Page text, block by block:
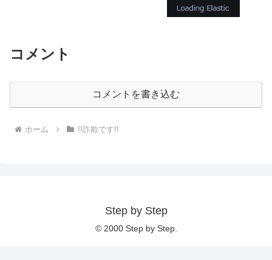
コメント
コメントを書き込む
ホーム !!詐欺です!!
Step by Step
© 2000 Step by Step.